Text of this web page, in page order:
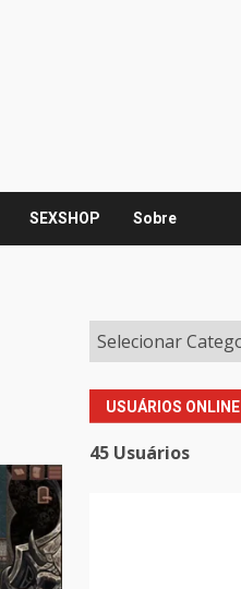
SEXSHOP Sobre
USUÁRIOS ONLINE
45 Usuários